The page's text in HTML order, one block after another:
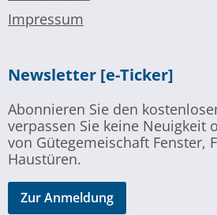
Impressum
Newsletter [e-Ticker]
Abonnieren Sie den
verpassen Sie keine Neuigkeit
von Gütegemeischaft Fenster,
Haustüren.
Zur Anmeldung